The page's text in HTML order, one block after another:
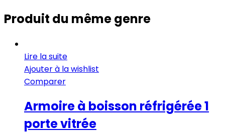
Produit du même genre
Lire la suite
Ajouter à la wishlist
Comparer
Armoire à boisson réfrigérée 1
porte vitrée